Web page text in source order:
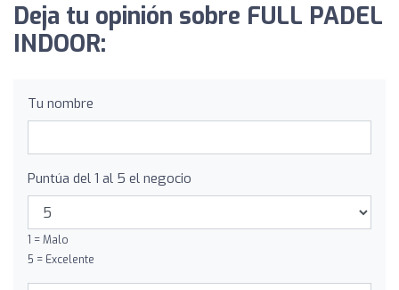
Deja tu opinión sobre FULL PADEL
INDOOR:
Tu nombre
Puntúa del 1 al 5 el negocio
1 = Malo
5 = Excelente